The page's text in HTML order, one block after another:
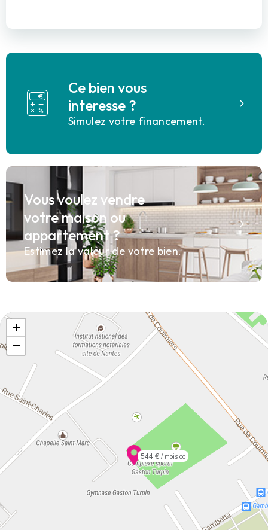
Ce bien vous
interesse ?
Simulez votre financement.
Vous voulez vendre
votre maison ou
appartement ?
Estimez la valeur de votre bien.
544 € / mois cc
+
−